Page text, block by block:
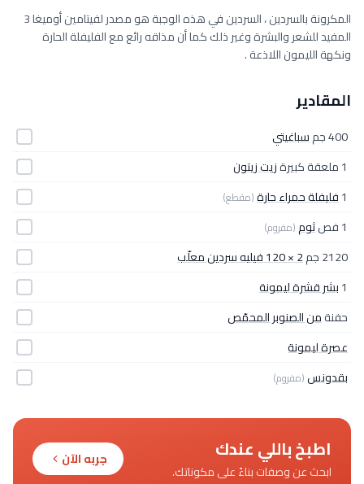
المكرونة بالسردين ، السردين في هذه الوجبة هو مصدر لفيتامين أوميغا 3
المفيد للشعر والبشرة وغير ذلك كما أن مذاقه رائع مع الفليفلة الحارة
ونكهة الليمون اللاذعة .
المقادير
400 جم
سباغيتي
1 ملعقة كبيرة
زيت زيتون
1فليفلة حمراء حارة(مقطع)
1 فص ثوم(مفروم)
2120 جم
2 × 120 فيليه سردين معلّب
1بشر قشرة ليمونة
حفنةمن الصنوبر المحمّص
عصرة ليمونة
بقدونس(مفروم)
اطبخ باللي عندك
ابحث عن وصفات بناءً على مكوناتك.
جربه الآن